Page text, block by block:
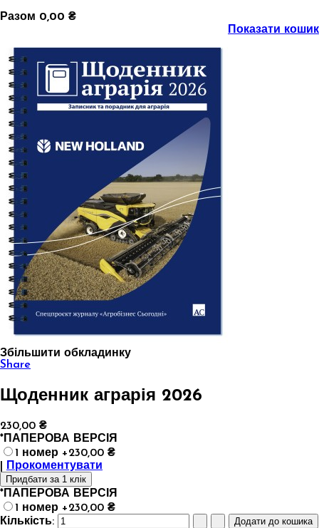
Разом 0,00 ₴
Показати кошик
Збільшити обкладинку
Share
Щоденник аграрія 2026
230,00 ₴
* ПАПЕРОВА ВЕРСІЯ
1 номер +230,00 ₴
Прокоментувати
Придбати за 1 клік
* ПАПЕРОВА ВЕРСІЯ
1 номер +230,00 ₴
Кількість: